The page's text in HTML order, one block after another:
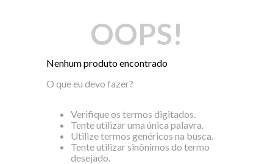
OOPS!
Nenhum produto encontrado
O que eu devo fazer?
Verifique os termos digitados.
Tente utilizar uma única palavra.
Utilize termos genéricos na busca.
Tente utilizar sinônimos do termo
desejado.